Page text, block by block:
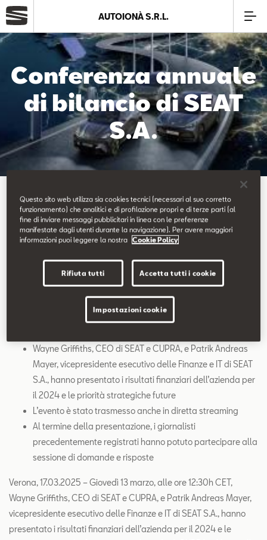
Azienda
Business
SEAT Usato Certificato
AUTOIONÀ S.R.L.
Conferenza annuale
di bilancio di SEAT
S.A.
Torna alle news
17.03.2025
Wayne Griffiths, CEO di SEAT e CUPRA, e Patrik Andreas
Mayer, vicepresidente esecutivo delle Finanze e IT di SEAT
S.A., hanno presentato i risultati finanziari dell’azienda per
il 2024 e le priorità strategiche future
L’evento è stato trasmesso anche in diretta streaming
Al termine della presentazione, i giornalisti
precedentemente registrati hanno potuto partecipare alla
sessione di domande e risposte
Verona, 17.03.2025 – Giovedì 13 marzo, alle ore 12:30h CET,
Wayne Griffiths, CEO di SEAT e CUPRA, e Patrik Andreas Mayer,
vicepresidente esecutivo delle Finanze e IT di SEAT S.A., hanno
presentato i risultati finanziari dell’azienda per il 2024 e le
Questo sito web utilizza sia cookies tecnici (necessari al suo corretto
funzionamento) che analitici e di profilazione propri e di terze parti (al
fine di inviare messaggi pubblicitari in linea con le preferenze
manifestate dagli utenti durante la navigazione). Per avere maggiori
informazioni puoi leggere la nostra
Cookie Policy
Rifiuta tutti Accetta tutti i cookie
Impostazioni cookie